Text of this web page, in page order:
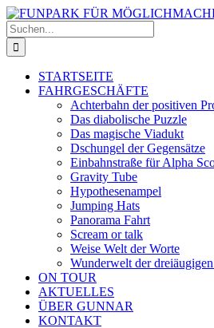
Zum
Inhalt
springen
Suche
nach:
STARTSEITE
FAHRGESCHÄFTE
Achterbahn der positiven
Das diabolische Puzzle
Das magische Viadukt
Dschungel der Gegensätze
Einbahnstraße für Alpha
Gravity Tube
Hypothesenampel
Jumping Hats
Panorama Fahrt
Scream or talk
Weise Welt der Worte
Wunderwelt der
ON TOUR
AKTUELLES
ÜBER GUNNAR
KONTAKT